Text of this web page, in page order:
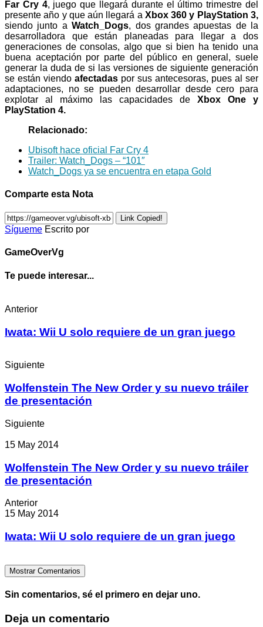
Far Cry 4, juego que llegará durante el último trimestre del
presente año y que aún llegará a Xbox 360 y PlayStation 3,
siendo junto aWatch_Dogs, dos grandes apuestas de la
desarrolladora que están planeadas para llegar a dos
generaciones de consolas, algo que si bien ha tenido una
buena aceptación por parte del público en general, suele
generar la duda de si las versiones de siguiente generación
se están viendo afectadas por sus antecesoras, pues al ser
adaptaciones, no se pueden desarrollar desde cero para
explotar al máximo las capacidades de Xbox One y
PlayStation 4.
Relacionado:
Ubisoft hace oficial Far Cry 4
Trailer: Watch_Dogs – “101″
Watch_Dogs ya se encuentra en etapa Gold
Comparte esta Nota
Link Copied!
Sígueme Escrito por
GameOverVg
Te puede interesar...
Anterior
Iwata: Wii U solo requiere de un gran juego
Siguiente
Wolfenstein The New Order y su nuevo tráiler
de presentación
Siguiente
15 May 2014
Wolfenstein The New Order y su nuevo tráiler
de presentación
Anterior
15 May 2014
Iwata: Wii U solo requiere de un gran juego
Mostrar Comentarios
Sin comentarios, sé el primero en dejar uno.
Deja un comentario